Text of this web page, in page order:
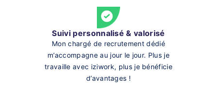
Suivi personnalisé & valorisé
Mon chargé de recrutement dédié
m’accompagne au jour le jour. Plus je
travaille avec iziwork, plus je bénéficie
d’avantages !